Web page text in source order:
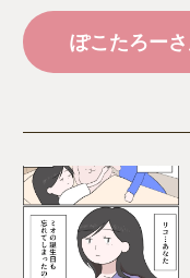
ぽこたろー